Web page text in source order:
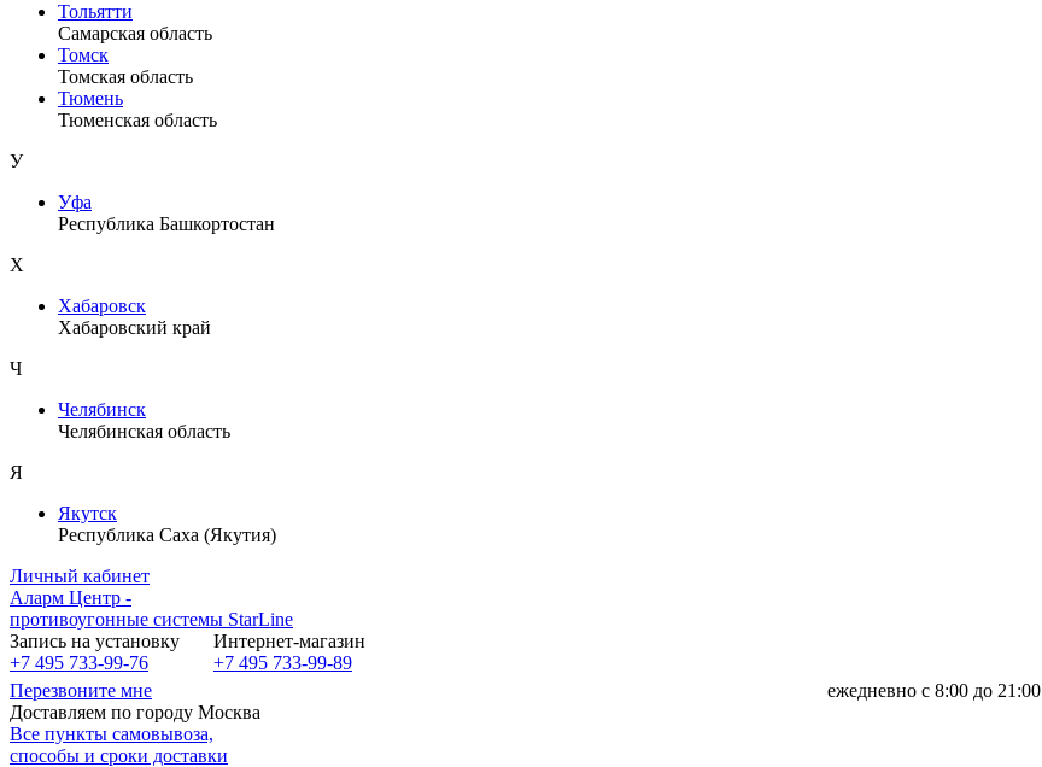
Тольятти
Самарская область
Томск
Томская область
Тюмень
Тюменская область
У
Уфа
Республика Башкортостан
Х
Хабаровск
Хабаровский край
Ч
Челябинск
Челябинская область
Я
Якутск
Республика Саха (Якутия)
Личный кабинет
Аларм Центр -
противоугонные системы StarLine
Запись на установку
+7 495 733-99-76
Интернет-магазин
+7 495 733-99-89
Перезвоните мне
ежедневно с 8:00 до 21:00
Доставляем по городу Москва
Все пункты самовывоза,
способы и сроки доставки